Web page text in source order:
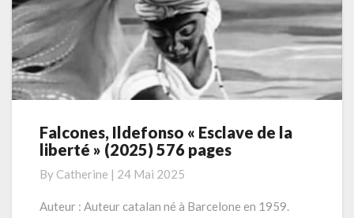
Falcones,
Ildefonso
de
la
Falcones, Ildefonso « Esclave de la
liberté » (2025) 576 pages
By Catherine | 24 Mai 2025
Auteur : Auteur catalan né à Barcelone en 1959.